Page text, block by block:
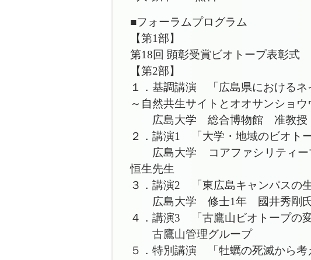
■フォーラムプログラム
【第1部】
第18回 顕彰受賞ビオトープ表
【第2部】
１． 基調講演 「広島県におけるネ
～自然共生サイトとオオサンショ
広島大学 総合博物館 准教授
２．講演1 「大学・地域のビオト
広島大学 コアファシリティー
恒生先生
３．講演2 「東広島キャンパスの
広島大学 修士1年 國
４．講演3 「古鷹山ビオトープの
古鷹山管理グループ
５．特別講演 「牡蠣の死滅から